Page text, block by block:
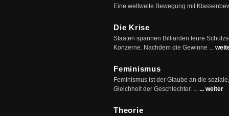
Eine weltweite Bewegung mit
Die Krise
Staaten spannen Billiarden teure
Konzerne. Nachdem die Gewinne ...
Feminismus
Feminismus ist der Glaube an die
Gleichheit der Geschlechter. ... ... weiter
Theorie